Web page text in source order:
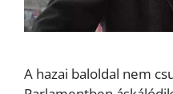
A hazai baloldal nem